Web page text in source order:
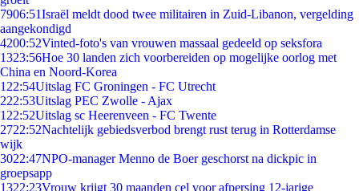
7906:51Israël meldt dood twee militairen in Zuid-Libanon, vergelding
aangekondigd
4200:52Vinted-foto's van vrouwen massaal gedeeld op seksfora
1323:56Hoe 30 landen zich voorbereiden op mogelijke oorlog met
China en Noord-Korea
1 22:54Uitslag FC Groningen - FC Utrecht
222:53Uitslag PEC Zwolle - Ajax
1 22:52Uitslag sc Heerenveen - FC Twente
2722:52Nachtelijk gebiedsverbod brengt rust terug in Rotterdamse
wijk
3022:47NPO-manager Menno de Boer geschorst na dickpic in
groepsapp
1322:23Vrouw krijgt 30 maanden cel voor afpersing 12-jarige